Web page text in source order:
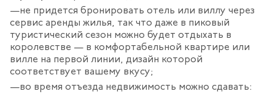
не придется бронировать отель или виллу через
сервис аренды жилья, так что даже в пиковый
туристический сезон можно будет отдыхать в
королевстве — в комфортабельной квартире или
вилле на первой линии, дизайн которой
соответствует вашему вкусу;
во время отъезда недвижимость можно сдавать: